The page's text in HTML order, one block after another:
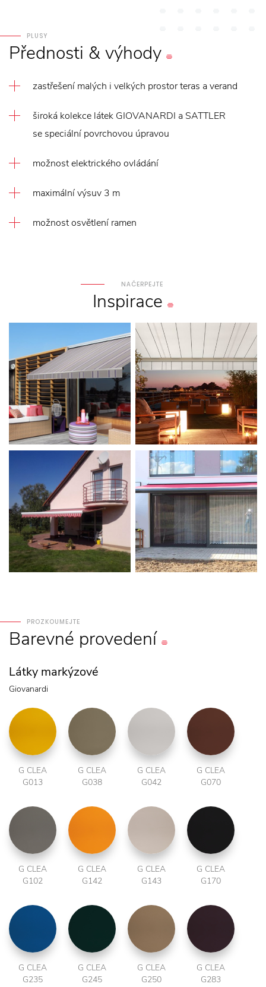
PLUSY
Přednosti &výhody
zastřešení malých i velkých prostor teras a verand
široká kolekce látek GIOVANARDI a SATTLER
se speciální povrchovou úpravou
možnost elektrického ovládání
maximální výsuv 3 m
možnost osvětlení ramen
NAČERPEJTE
Inspirace
PROZKOUMEJTE
Barevné provedení
Látky markýzové
Giovanardi
G CLEA
G013
G CLEA
G038
G CLEA
G042
G CLEA
G070
G CLEA
G102
G CLEA
G142
G CLEA
G143
G CLEA
G170
G CLEA
G235
G CLEA
G245
G CLEA
G250
G CLEA
G283